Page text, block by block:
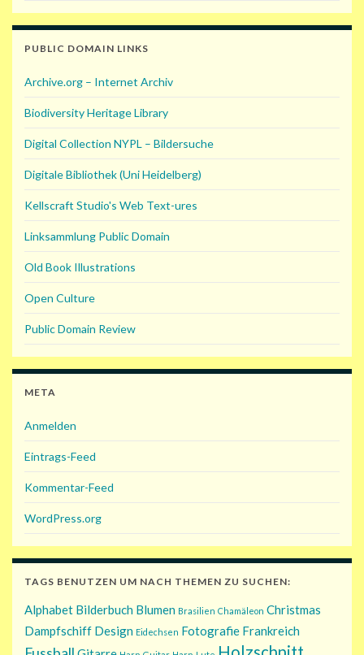
PUBLIC DOMAIN LINKS
Archive.org – Internet Archiv
Biodiversity Heritage Library
Digital Collection NYPL – Bildersuche
Digitale Bibliothek (Uni Heidelberg)
Kellscraft Studio's Web Text-ures
Linksammlung Public Domain
Old Book Illustrations
Open Culture
Public Domain Review
META
Anmelden
Eintrags-Feed
Kommentar-Feed
WordPress.org
TAGS BENUTZEN UM NACH THEMEN ZU SUCHEN:
Alphabet Bilderbuch Blumen Brasilien Chamäleon Christmas
Dampfschiff Design Eidechsen Fotografie Frankreich